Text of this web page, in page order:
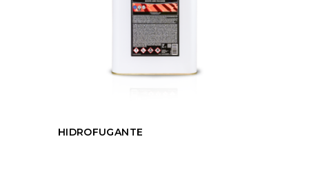
HIDROFUGANTE